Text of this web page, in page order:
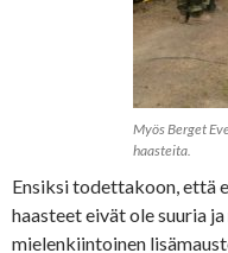
Myös Berget
haasteita.
Ensiksi todettakoon, että
haasteet eivät ole suuria
mielenkiintoinen